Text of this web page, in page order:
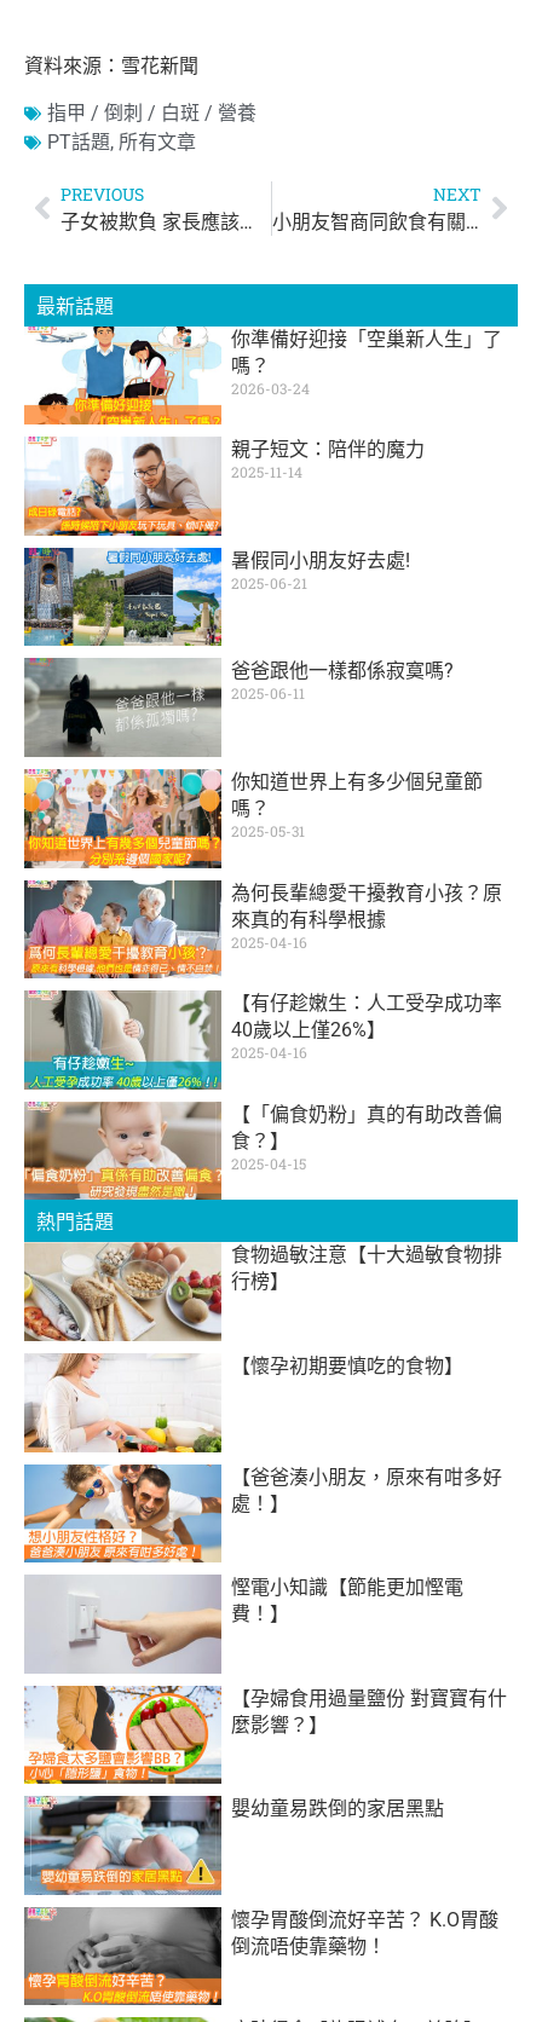
資料來源：雪花新聞
指甲 / 倒刺 / 白斑 / 營養
PT話題, 所有文章
PREVIOUS
子女被欺負 家長應該教小朋友「還擊」嗎？
NEXT
小朋友智商同飲食有關？3種「越食越蠢」的食物！
最新話題
你準備好迎接「空巢新人生」了
嗎？
2026-03-24
親子短文：陪伴的魔力
2025-11-14
暑假同小朋友好去處!
2025-06-21
爸爸跟他一樣都係寂寞嗎?
2025-06-11
你知道世界上有多少個兒童節
嗎？
2025-05-31
為何長輩總愛干擾教育小孩？原
來真的有科學根據
2025-04-16
【有仔趁嫩生：人工受孕成功率
40歲以上僅26%】
2025-04-16
【「偏食奶粉」真的有助改善偏
食？】
2025-04-15
熱門話題
食物過敏注意【十大過敏食物排
行榜】
【懷孕初期要慎吃的食物】
【爸爸湊小朋友，原來有咁多好
處！】
慳電小知識【節能更加慳電
費！】
【孕婦食用過量鹽份 對寶寶有什
麼影響？】
嬰幼童易跌倒的家居黑點
懷孕胃酸倒流好辛苦？ K.O胃酸
倒流唔使靠藥物！